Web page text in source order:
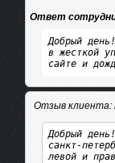
Ответ
Добрый
в жесткой
сайте и
Отзыв клиента:
Добрый
санкт-
левой и